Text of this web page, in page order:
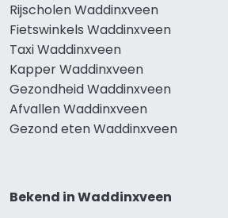
Rijscholen Waddinxveen
Fietswinkels Waddinxveen
Taxi Waddinxveen
Kapper Waddinxveen
Gezondheid Waddinxveen
Afvallen Waddinxveen
Gezond eten Waddinxveen
Bekend in Waddinxveen